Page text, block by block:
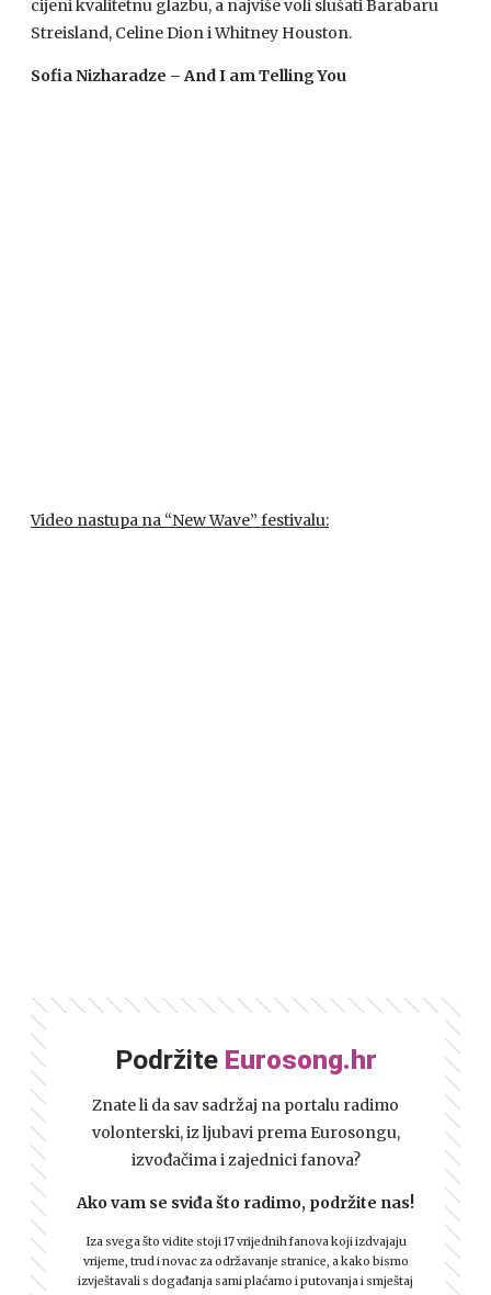
cijeni kvalitetnu glazbu, a najviše voli slušati Barabaru
Streisland, Celine Dion i Whitney Houston.
Sofia Nizharadze – And I am Telling You
Video nastupa na “New Wave” festivalu:
Podržite Eurosong.hr
Znate li da sav sadržaj na portalu radimo
volonterski, iz ljubavi prema Eurosongu,
izvođačima i zajednici fanova?
Ako vam se sviđa što radimo, podržite nas!
Iza svega što vidite stoji 17 vrijednih fanova koji izdvajaju
vrijeme, trud i novac za održavanje stranice, a kako bismo
izvještavali s događanja sami plaćamo i putovanja i smještaj